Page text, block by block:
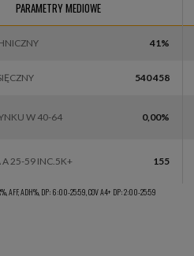
SHOW TV
AFF, ADH%, DP: 6:00-25:59, COV A4+ DP: 2:00-25:59
PARAMETRY MEDIOWE
41%
540 458
W 40-64 0,00%
A 25-59 INC.5K+ 155